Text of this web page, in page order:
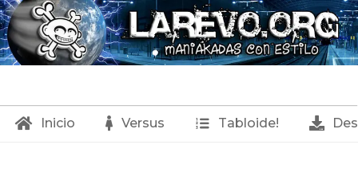
Inicio Versus Tabloide!